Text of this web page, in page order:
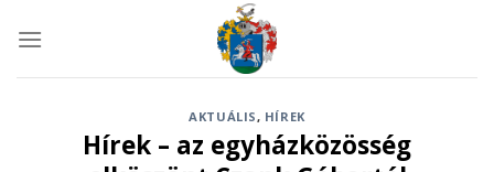
AKTUÁLIS, HÍREK
Hírek – az egyházközösség